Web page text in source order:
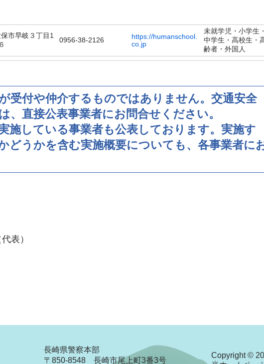
市早岐３丁目1
0956-38-2126
https://humanschool.
co.jp
未就学児・小学生・
中学生・高校生・
齢者・外国人
受付や仲介するものではありません。交通安全
、直接公表事業者にお問合せください。
施している事業者も公表しております。実施す
どうかを含む実施概要についても、各事業者に
表）
長崎県警察本部
〒850-8548 長崎市尾上町3番3号
Copyright ©